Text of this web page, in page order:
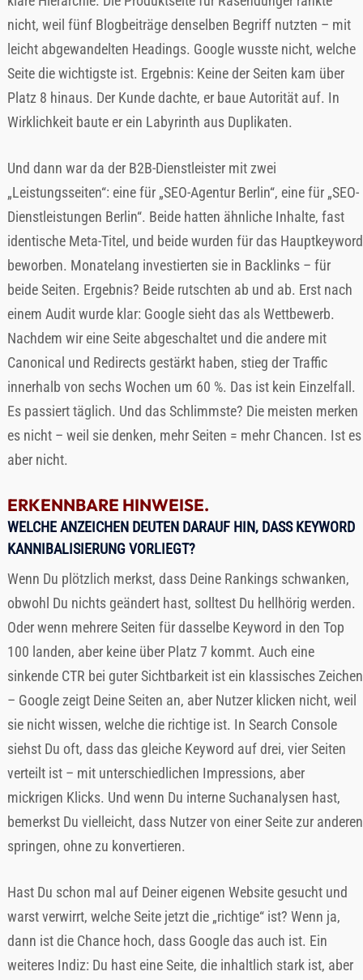
nicht, weil fünf Blogbeiträge denselben Begriff nutzten – mit
leicht abgewandelten Headings. Google wusste nicht, welche
Seite die wichtigste ist. Ergebnis: Keine der Seiten kam über
Platz 8 hinaus. Der Kunde dachte, er baue Autorität auf. In
Wirklichkeit baute er ein Labyrinth aus Duplikaten.
Und dann war da der B2B-Dienstleister mit zwei
„Leistungsseiten“: eine für „SEO-Agentur Berlin“, eine für „SEO-
Dienstleistungen Berlin“. Beide hatten ähnliche Inhalte, fast
identische Meta-Titel, und beide wurden für das Hauptkeyword
beworben. Monatelang investierten sie in Backlinks – für
beide Seiten. Ergebnis? Beide rutschten ab und ab. Erst nach
einem Audit wurde klar: Google sieht das als Wettbewerb.
Nachdem wir eine Seite abgeschaltet und die andere mit
Canonical und Redirects gestärkt haben, stieg der Traffic
innerhalb von sechs Wochen um 60 %. Das ist kein Einzelfall.
Es passiert täglich. Und das Schlimmste? Die meisten merken
es nicht – weil sie denken, mehr Seiten = mehr Chancen. Ist es
aber nicht.
ERKENNBARE HINWEISE.
WELCHE ANZEICHEN DEUTEN DARAUF HIN, DASS KEYWORD
KANNIBALISIERUNG VORLIEGT?
Wenn Du plötzlich merkst, dass Deine Rankings schwanken,
obwohl Du nichts geändert hast, solltest Du hellhörig werden.
Oder wenn mehrere Seiten für dasselbe Keyword in den Top
100 landen, aber keine über Platz 7 kommt. Auch eine
sinkende CTR bei guter Sichtbarkeit ist ein klassisches Zeichen
– Google zeigt Deine Seiten an, aber Nutzer klicken nicht, weil
sie nicht wissen, welche die richtige ist. In Search Console
siehst Du oft, dass das gleiche Keyword auf drei, vier Seiten
verteilt ist – mit unterschiedlichen Impressions, aber
mickrigen Klicks. Und wenn Du interne Suchanalysen hast,
bemerkst Du vielleicht, dass Nutzer von einer Seite zur anderen
springen, ohne zu konvertieren.
Hast Du schon mal auf Deiner eigenen Website gesucht und
warst verwirrt, welche Seite jetzt die „richtige“ ist? Wenn ja,
dann ist die Chance hoch, dass Google das auch ist. Ein
weiteres Indiz: Du hast eine Seite, die inhaltlich stark ist, aber